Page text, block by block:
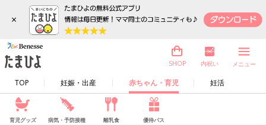
×
TOP 妊娠・出産 赤ちゃん・育児 妊活
SHOP 内祝い メニュー
育児グッズ 病気・予防接種 離乳食 優待パス